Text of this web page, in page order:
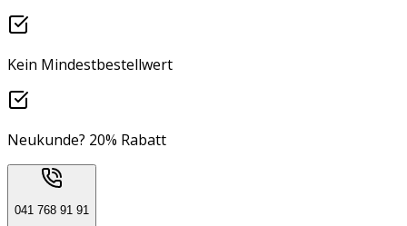
Kein Mindestbestellwert
Neukunde? 20% Rabatt
041 768 91 91